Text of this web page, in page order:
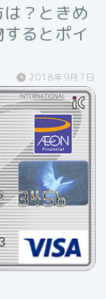
？ときめ
るとポイ
2018年9月7日